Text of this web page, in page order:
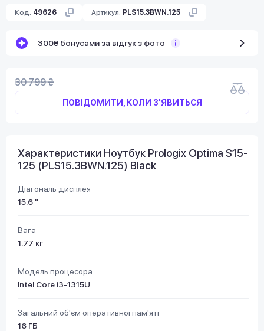
Код: 49626 Артикул: PLS15.3BWN.125
300₴ бонусами за відгук з фото
30 799 ₴
ПОВІДОМИТИ, КОЛИ З'ЯВИТЬСЯ
Характеристики Ноутбук Prologix Optima S15-
125 (PLS15.3BWN.125) Black
Діагональ дисплея
15.6 "
Вага
1.77 кг
Модель процесора
Intel Core i3-1315U
Загальний об'єм оперативної пам'яті
16 ГБ